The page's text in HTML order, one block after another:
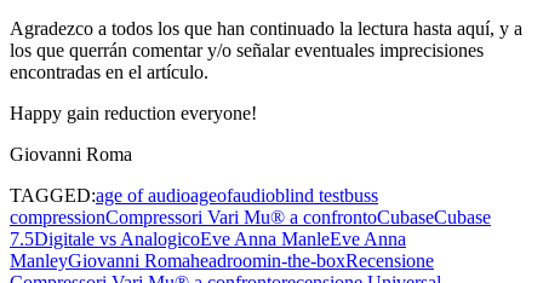
Agradezco a todos los que han continuado la lectura hasta aquí, y a
los que querrán comentar y/o señalar eventuales imprecisiones
encontradas en el artículo.
Happy gain reduction everyone!
Giovanni Roma
TAGGED:age of audioageofaudioblind testbuss
compressionCompressori Vari Mu® a confrontoCubaseCubase
7.5Digitale vs AnalogicoEve Anna ManleEve Anna
ManleyGiovanni Romaheadroomin-the-boxRecensione